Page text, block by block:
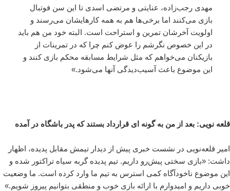
مهدی رجب‌زاده، عنایتی و مرتضی اسدی تا این سن فوتبال
بازی می‌کنند اما برخی‌ها هم به همه کارهایشان می‌رسند و
اولویت آخرشان تمرین و استراحت است. البته خود من هم باید
در این خصوص نگرشم را عوض کنم چرا که در تمرینات از
بازیکنان می‌خواهم که مثل شرایط مسابقه محکم بازی کنند و
این موضوع باعث آسیب‌دیدگی آنها می‌شود.»
قلعه نویی: بعد از من به گونه ای قرارداد بستند که پدر باشگاه در آمده
امیر قلعه‌نویی در نشست خبری پیش از دیدار تیمش مقابل پدیده، اظهار
داشت: «بازی سختی پیش‌رو داریم. تیم پدیده گربه سیاه تراکتور شده و
این موضوع ناخودآگاه کمی استرس به تیم ما وارد کرده است. ما وضعیت
خوبی داریم و امیدوارم با ارائه بازی خوب و منطقی بتوانیم پیروز شویم.»